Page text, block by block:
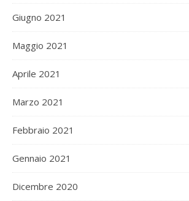
Giugno 2021
Maggio 2021
Aprile 2021
Marzo 2021
Febbraio 2021
Gennaio 2021
Dicembre 2020